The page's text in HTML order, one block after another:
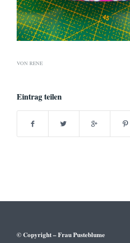
VON RENE
Eintrag teilen
© Copyright – Frau Pusteblume